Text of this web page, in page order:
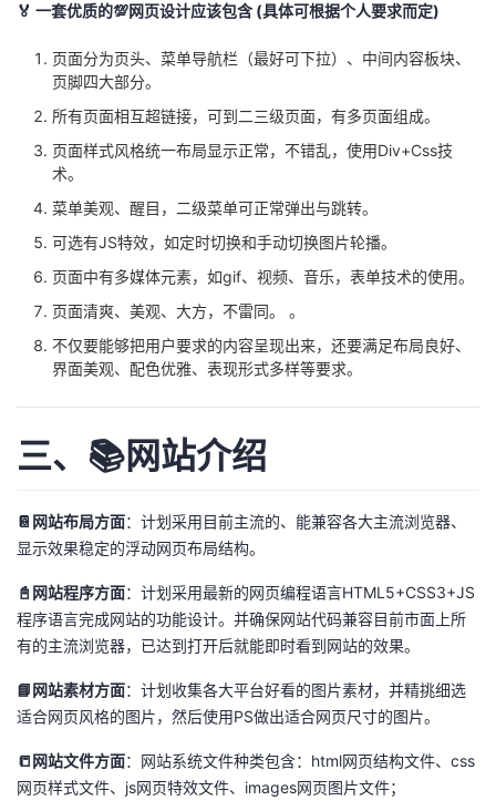
藏
议
🏅 一套优质的💯网页设计应该包含 (具体可根据个人要求而定)
页面分为页头、菜单导航栏（最好可下拉）、中间内容板块、
页脚四大部分。
所有页面相互超链接，可到二三级页面，有多页面组成。
页面样式风格统一布局显示正常，不错乱，使用Div+Css技
术。
菜单美观、醒目，二级菜单可正常弹出与跳转。
可选有JS特效，如定时切换和手动切换图片轮播。
页面中有多媒体元素，如gif、视频、音乐，表单技术的使用。
页面清爽、美观、大方，不雷同。 。
不仅要能够把用户要求的内容呈现出来，还要满足布局良好、
界面美观、配色优雅、表现形式多样等要求。
三、📚网站介绍
📔网站布局方面：计划采用目前主流的、能兼容各大主流浏览器、
显示效果稳定的浮动网页布局结构。
📓网站程序方面：计划采用最新的网页编程语言HTML5+CSS3+JS
程序语言完成网站的功能设计。并确保网站代码兼容目前市面上所
有的主流浏览器，已达到打开后就能即时看到网站的效果。
📘网站素材方面：计划收集各大平台好看的图片素材，并精挑细选
适合网页风格的图片，然后使用PS做出适合网页尺寸的图片。
📒网站文件方面：网站系统文件种类包含：html网页结构文件、css
网页样式文件、js网页特效文件、images网页图片文件；